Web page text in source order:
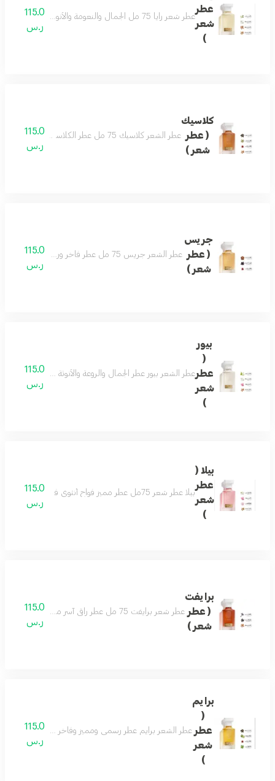
عطر
شعر
)
عطر شعر رايا 75 مل الجمال والنعومة والأنوثة على هيئة عطرمزيج من اللوز والفل ونفحات من المسك وتكوين فاخر من خشب الصندل لتفوح منه رائحة الجمال والفخامة حتماً سيعجبك عطر لكل الأذواق يحتوي على فيتامينات مغذية للشعر ومرطبات ومنعمات
115.0
ر.س
كلاسيك
( عطر
شعر )
عطر الشعر كلاسيك 75 مل عطر الكلاسيكي اسماً ومسمى بمزيج فاخر من العود والصندل وممزوج برائحة الزعفران والهيل لتتكون منه رائحة شرقية مميزة . تضيف لمسة رفاهية لشخصيتك الفريدة ليكون هو العطر الأجمل للمناسبات والليالي الجميلة .
115.0
ر.س
جريس
( عطر
شعر )
عطر الشعر جريس 75 مل عطر فاخر ورسمي وفواح مميز جميل للمناسبات تكوين فاخر وأنيق اختيارك الافضل
115.0
ر.س
بيور
(
عطر
شعر
)
عطر الشعر بيور عطر الجمال والروعة والأنوثة فواح ورائع
115.0
ر.س
بيلا (
عطر
شعر
)
بيلا عطر شعر 75مل عطر مميز فواح أنثوي فاخر بتكوين رائع من الورد والياسمين يفيض جمال ونعومة مع نفحات من خشب الصندل والتفاح ليضفى لك لطافة وجمال لايضاهى مكونات العطر الورد - الياسمين - زهرة اللوتس - تفاح - خشب الصندل
115.0
ر.س
برايفت
( عطر
شعر )
عطر شعر برايفت 75 مل عطر راقي آسر مفعم بالتميز والتفرّد تفوح منه رائحة الخزامى واللوز لتولد إحساساً بالبهجة والراحة . مع نفحات من رائحة المرّ المفعم بالأحاسيس ورائحة التونكا الفاخرة والمميزة جداً لتضفي مزيداً من السخاء
115.0
ر.س
برايم
(
عطر
شعر
)
عطر الشعر برايم عطر رسمي ومميز وفاخر عطر جميل
115.0
ر.س